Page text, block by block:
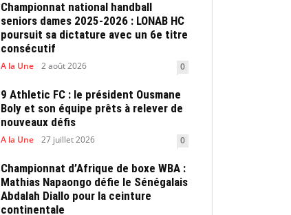
Championnat national handball
seniors dames 2025-2026 : LONAB HC
poursuit sa dictature avec un 6e titre
consécutif
A la Une 2 août 2026 0
9 Athletic FC : le président Ousmane
Boly et son équipe prêts à relever de
nouveaux défis
A la Une 27 juillet 2026 0
Championnat d’Afrique de boxe WBA :
Mathias Napaongo défie le Sénégalais
Abdalah Diallo pour la ceinture
continentale